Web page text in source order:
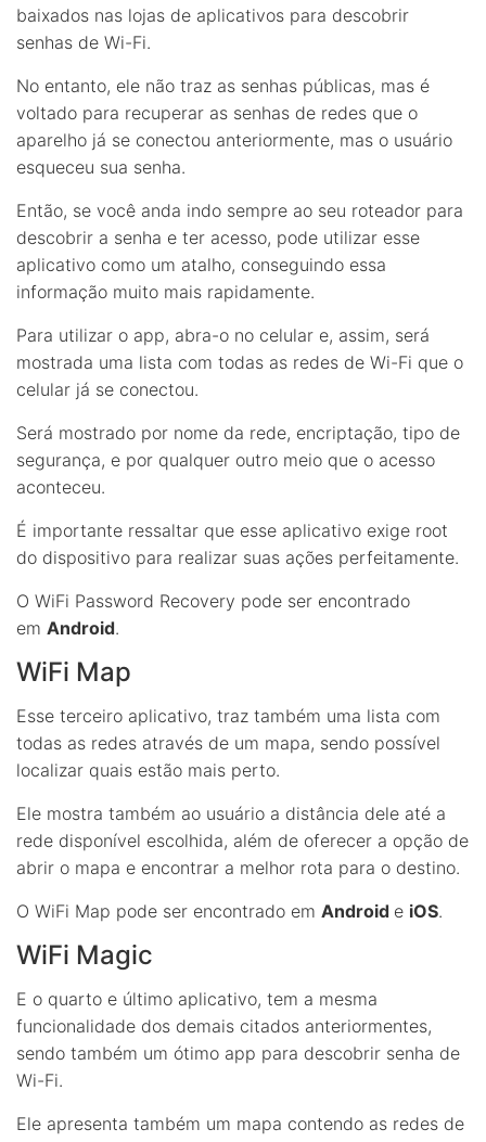
baixados nas lojas de aplicativos para descobrir
senhas de Wi-Fi.
No entanto, ele não traz as senhas públicas, mas é
voltado para recuperar as senhas de redes que o
aparelho já se conectou anteriormente, mas o usuário
esqueceu sua senha.
Então, se você anda indo sempre ao seu roteador para
descobrir a senha e ter acesso, pode utilizar esse
aplicativo como um atalho, conseguindo essa
informação muito mais rapidamente.
Para utilizar o app, abra-o no celular e, assim, será
mostrada uma lista com todas as redes de Wi-Fi que o
celular já se conectou.
Será mostrado por nome da rede, encriptação, tipo de
segurança, e por qualquer outro meio que o acesso
aconteceu.
É importante ressaltar que esse aplicativo exige root
do dispositivo para realizar suas ações perfeitamente.
O WiFi Password Recovery pode ser encontrado
em Android.
WiFi Map
Esse terceiro aplicativo, traz também uma lista com
todas as redes através de um mapa, sendo possível
localizar quais estão mais perto.
Ele mostra também ao usuário a distância dele até a
rede disponível escolhida, além de oferecer a opção de
abrir o mapa e encontrar a melhor rota para o destino.
O WiFi Map pode ser encontrado em Android e iOS.
WiFi Magic
E o quarto e último aplicativo, tem a mesma
funcionalidade dos demais citados anteriormentes,
sendo também um ótimo app para descobrir senha de
Wi-Fi.
Ele apresenta também um mapa contendo as redes de